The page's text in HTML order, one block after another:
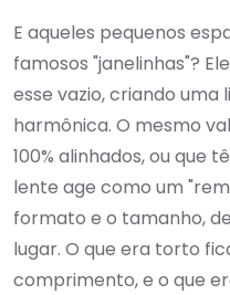
E aqueles pequenos
famosos "janelinhas"?
esse vazio, criando
harmônica. O mesmo
100% alinhados, ou que
lente age como um
formato e o tamanho,
lugar. O que era torto
comprimento, e o que